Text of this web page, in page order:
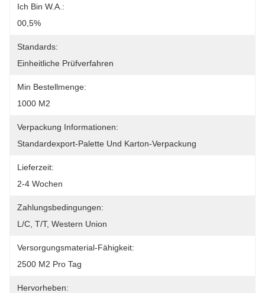
Ich Bin W.A.:
00,5%
Standards:
Einheitliche Prüfverfahren
Min Bestellmenge:
1000 M2
Verpackung Informationen:
Standardexport-Palette Und Karton-Verpackung
Lieferzeit:
2-4 Wochen
Zahlungsbedingungen:
L/C, T/T, Western Union
Versorgungsmaterial-Fähigkeit:
2500 M2 Pro Tag
Hervorheben: